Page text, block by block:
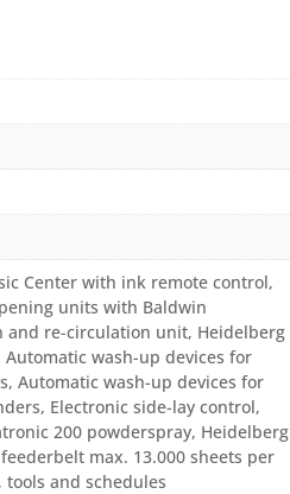
Center with ink remote control,
units with Baldwin
and re-circulation unit, Heidelberg
Automatic wash-up devices for
Automatic wash-up devices for
Electronic side-lay control,
200 powderspray, Heidelberg
max. 13.000 sheets per
tools and schedules